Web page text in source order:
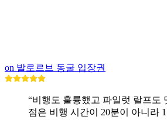
on 발로르브 동굴 입장권
“비행도 훌륭했고 파일럿 랄프도
점은 비행 시간이 20분이 아니라